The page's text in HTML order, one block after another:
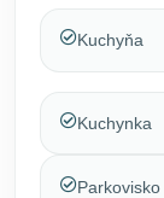
Kuchyňa
Kuchynka
Parkovisko